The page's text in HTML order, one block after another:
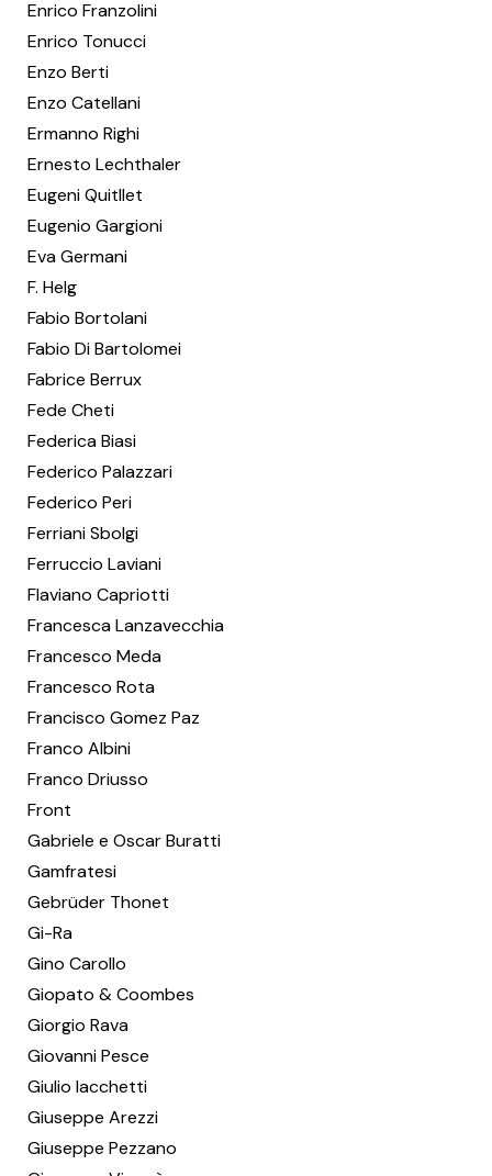
Enrico Franzolini
Enrico Tonucci
Enzo Berti
Enzo Catellani
Ermanno Righi
Ernesto Lechthaler
Eugeni Quitllet
Eugenio Gargioni
Eva Germani
F. Helg
Fabio Bortolani
Fabio Di Bartolomei
Fabrice Berrux
Fede Cheti
Federica Biasi
Federico Palazzari
Federico Peri
Ferriani Sbolgi
Ferruccio Laviani
Flaviano Capriotti
Francesca Lanzavecchia
Francesco Meda
Francesco Rota
Francisco Gomez Paz
Franco Albini
Franco Driusso
Front
Gabriele e Oscar Buratti
Gamfratesi
Gebrüder Thonet
Gi-Ra
Gino Carollo
Giopato & Coombes
Giorgio Rava
Giovanni Pesce
Giulio Iacchetti
Giuseppe Arezzi
Giuseppe Pezzano